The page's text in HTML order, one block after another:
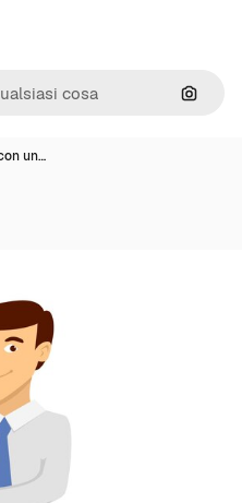
Cerca
un…